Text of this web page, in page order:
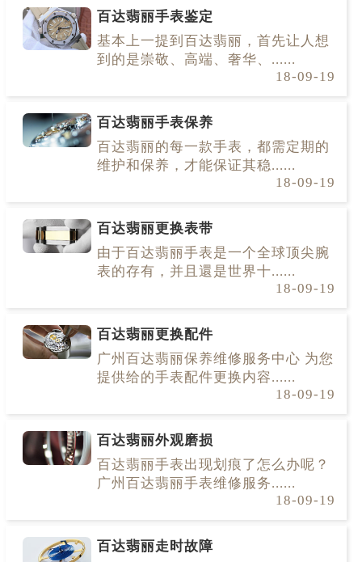
百达翡丽手表鉴定
基本上一提到百达翡丽，首先让人想
到的是崇敬、高端、奢华、......
18-09-19
百达翡丽手表保养
百达翡丽的每一款手表，都需定期的
维护和保养，才能保证其稳......
18-09-19
百达翡丽更换表带
由于百达翡丽手表是一个全球顶尖腕
表的存有，并且還是世界十......
18-09-19
百达翡丽更换配件
广州百达翡丽保养维修服务中心 为您
提供给的手表配件更换内容......
18-09-19
百达翡丽外观磨损
百达翡丽手表出现划痕了怎么办呢？
广州百达翡丽手表维修服务......
18-09-19
百达翡丽走时故障